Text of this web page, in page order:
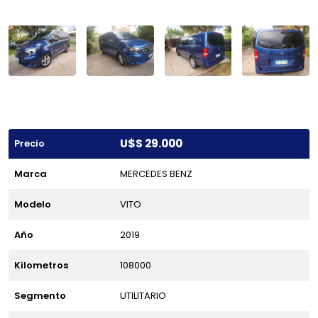
Precio U$S 29.000
Marca MERCEDES BENZ
Modelo VITO
Año 2019
Kilometros 108000
Segmento UTILITARIO